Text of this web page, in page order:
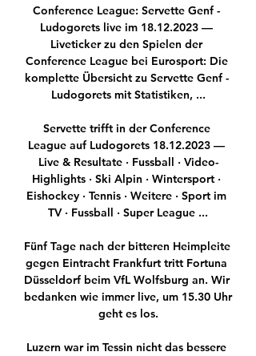
Conference League: Servette Genf -
Ludogorets live im 18.12.2023 —
Liveticker zu den Spielen der
Conference League bei Eurosport: Die
komplette Übersicht zu Servette Genf -
Ludogorets mit Statistiken, ...
Servette trifft in der Conference
League auf Ludogorets 18.12.2023 —
Live & Resultate · Fussball · Video-
Highlights · Ski Alpin · Wintersport ·
Eishockey · Tennis · Weitere · Sport im
TV · Fussball · Super League ...
Fünf Tage nach der bitteren Heimpleite
gegen Eintracht Frankfurt tritt Fortuna
Düsseldorf beim VfL Wolfsburg an. Wir
bedanken wie immer live, um 15.30 Uhr
geht es los.
Luzern war im Tessin nicht das bessere